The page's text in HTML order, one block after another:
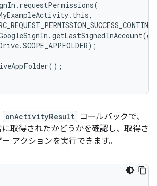
onActivityResult コールバックで、
取得されたかどうかを確認し、取得さ
アクションを実行できます。